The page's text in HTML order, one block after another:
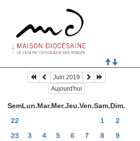
Juin 2019
Aujourd'hui
SemLun.Mar.Mer.Jeu.Ven.Sam.Dim.
22
1
2
23
3 4 5 6 7 8
9